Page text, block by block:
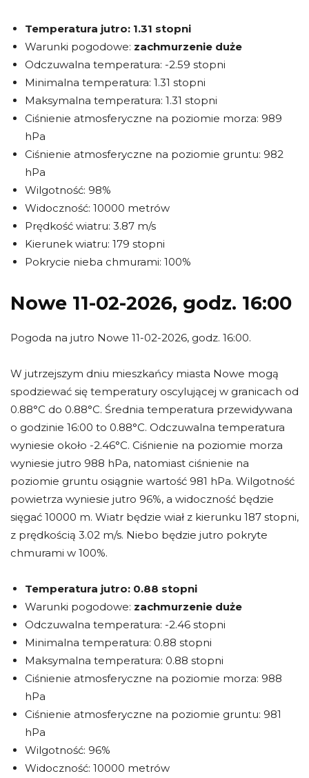
Temperatura jutro: 1.31 stopni
Warunki pogodowe: zachmurzenie duże
Odczuwalna temperatura: -2.59 stopni
Minimalna temperatura: 1.31 stopni
Maksymalna temperatura: 1.31 stopni
Ciśnienie atmosferyczne na poziomie morza: 989
hPa
Ciśnienie atmosferyczne na poziomie gruntu: 982
hPa
Wilgotność: 98%
Widoczność: 10000 metrów
Prędkość wiatru: 3.87 m/s
Kierunek wiatru: 179 stopni
Pokrycie nieba chmurami: 100%
Nowe 11-02-2026, godz. 16:00
Pogoda na jutro Nowe 11-02-2026, godz. 16:00.
W jutrzejszym dniu mieszkańcy miasta Nowe mogą
spodziewać się temperatury oscylującej w granicach od
0.88°C do 0.88°C. Średnia temperatura przewidywana
o godzinie 16:00 to 0.88°C. Odczuwalna temperatura
wyniesie około -2.46°C. Ciśnienie na poziomie morza
wyniesie jutro 988 hPa, natomiast ciśnienie na
poziomie gruntu osiągnie wartość 981 hPa. Wilgotność
powietrza wyniesie jutro 96%, a widoczność będzie
sięgać 10000 m. Wiatr będzie wiał z kierunku 187 stopni,
z prędkością 3.02 m/s. Niebo będzie jutro pokryte
chmurami w 100%.
Temperatura jutro: 0.88 stopni
Warunki pogodowe: zachmurzenie duże
Odczuwalna temperatura: -2.46 stopni
Minimalna temperatura: 0.88 stopni
Maksymalna temperatura: 0.88 stopni
Ciśnienie atmosferyczne na poziomie morza: 988
hPa
Ciśnienie atmosferyczne na poziomie gruntu: 981
hPa
Wilgotność: 96%
Widoczność: 10000 metrów